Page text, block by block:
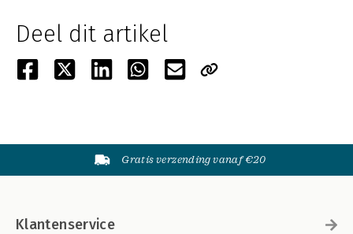
Deel dit artikel
Gratis verzending vanaf €20
Klantenservice